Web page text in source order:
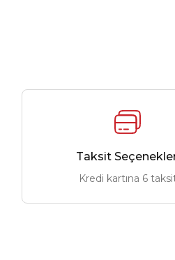
Taksit
Kredi kartına 6